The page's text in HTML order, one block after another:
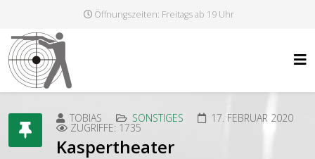
Öffnungszeiten: Freitags ab 19 Uhr
TOBIAS SONSTIGES 17. FEBRUAR 2020
ZUGRIFFE: 1735
Kaspertheater